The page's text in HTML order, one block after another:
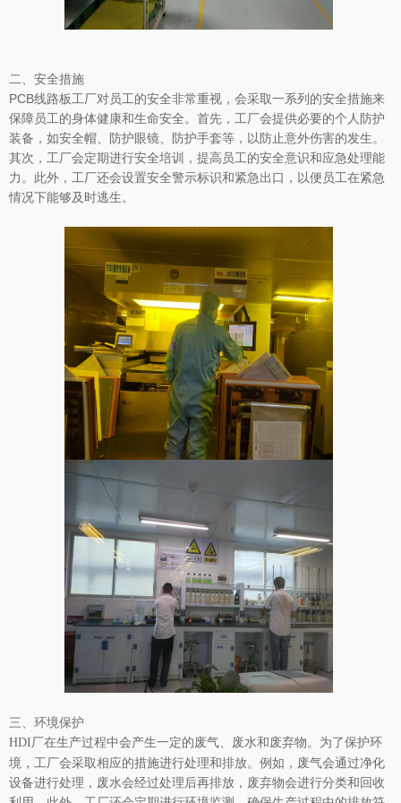
二、安全措施
PCB线路板工厂对员工的安全非常重视，会采取一系列的安全措施来
保障员工的身体健康和生命安全。首先，工厂会提供必要的个人防护
装备，如安全帽、防护眼镜、防护手套等，以防止意外伤害的发生。
其次，工厂会定期进行安全培训，提高员工的安全意识和应急处理能
力。此外，工厂还会设置安全警示标识和紧急出口，以便员工在紧急
情况下能够及时逃生。
三、环境保护
HDI厂在生产过程中会产生一定的废气、废水和废弃物。为了保护环
境，工厂会采取相应的措施进行处理和排放。例如，废气会通过净化
设备进行处理，废水会经过处理后再排放，废弃物会进行分类和回收